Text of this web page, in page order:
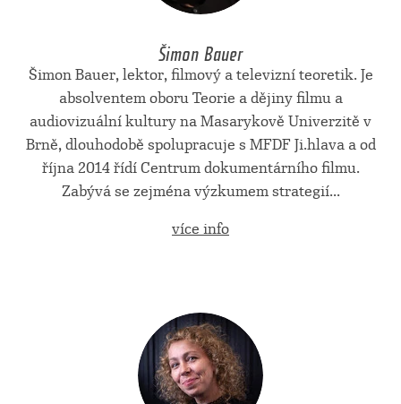
Šimon Bauer
Šimon Bauer, lektor, filmový a televizní teoretik. Je
absolventem oboru Teorie a dějiny filmu a
audiovizuální kultury na Masarykově Univerzitě v
Brně, dlouhodobě spolupracuje s MFDF Ji.hlava a od
října 2014 řídí Centrum dokumentárního filmu.
Zabývá se zejména výzkumem strategií...
více info